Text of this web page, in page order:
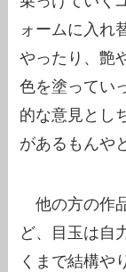
ォームに入れ
やったり、艶
色を塗ってい
的な意見とし
があるもんや
他の方の作
ど、目玉は自
くまで結構や